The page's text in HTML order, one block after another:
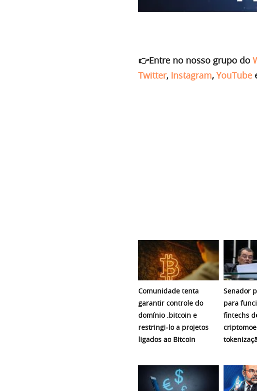
👉Entre no nosso grupo do
Twitter, Instagram, YouTube
Comunidade tenta
garantir controle do
domínio .bitcoin e
restringi-lo a projetos
ligados ao Bitcoin
Senador
para
fintechs